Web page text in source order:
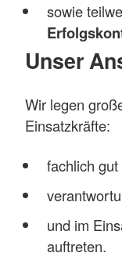
sowie
Unser
Wir legen
Einsatzkräfte:
fachlich
und im
auftreten.